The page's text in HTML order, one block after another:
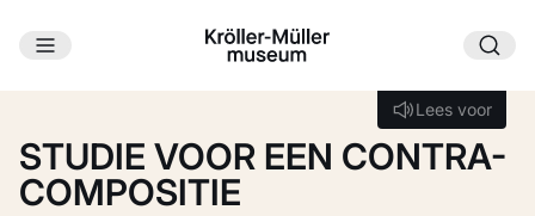
Ga naar hoofdinhoud
Lees voor
Lees voor
STUDIE VOOR EEN CONTRA-
COMPOSITIE